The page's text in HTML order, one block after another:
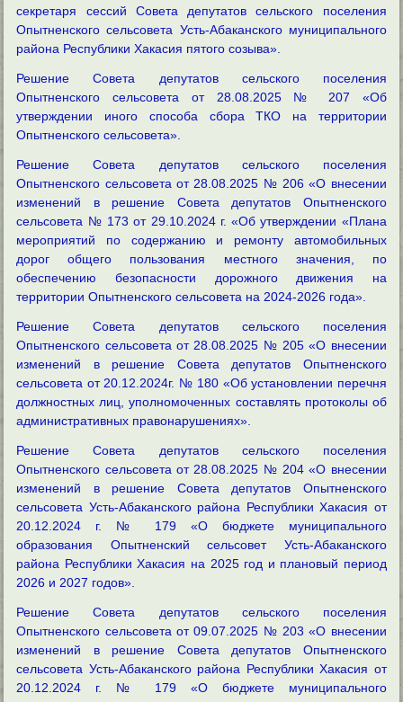
секретаря сессий Совета депутатов сельского поселения
Опытненского сельсовета Усть-Абаканского муниципального
района Республики Хакасия пятого созыва».
Решение Совета депутатов сельского поселения
Опытненского сельсовета от 28.08.2025 № 207 «Об
утверждении иного способа сбора ТКО на территории
Опытненского сельсовета».
Решение Совета депутатов сельского поселения
Опытненского сельсовета от 28.08.2025 № 206 «О внесении
изменений в решение Совета депутатов Опытненского
сельсовета № 173 от 29.10.2024 г. «Об утверждении «Плана
мероприятий по содержанию и ремонту автомобильных
дорог общего пользования местного значения, по
обеспечению безопасности дорожного движения на
территории Опытненского сельсовета на 2024-2026 года».
Решение Совета депутатов сельского поселения
Опытненского сельсовета от 28.08.2025 № 205 «О внесении
изменений в решение Совета депутатов Опытненского
сельсовета от 20.12.2024г. № 180 «Об установлении перечня
должностных лиц, уполномоченных составлять протоколы об
административных правонарушениях».
Решение Совета депутатов сельского поселения
Опытненского сельсовета от 28.08.2025 № 204 «О внесении
изменений в решение Совета депутатов Опытненского
сельсовета Усть-Абаканского района Республики Хакасия от
20.12.2024 г. № 179 «О бюджете муниципального
образования Опытненский сельсовет Усть-Абаканского
района Республики Хакасия на 2025 год и плановый период
2026 и 2027 годов».
Решение Совета депутатов сельского поселения
Опытненского сельсовета от 09.07.2025 № 203 «О внесении
изменений в решение Совета депутатов Опытненского
сельсовета Усть-Абаканского района Республики Хакасия от
20.12.2024 г. № 179 «О бюджете муниципального